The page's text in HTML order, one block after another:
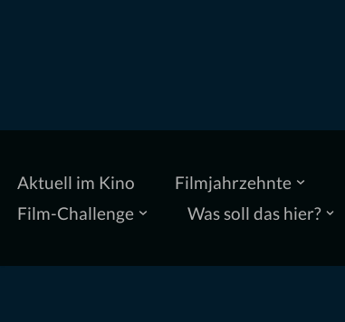
Aktuell im Kino Filmjahrzehnte
Film-Challenge
Was soll das hier?